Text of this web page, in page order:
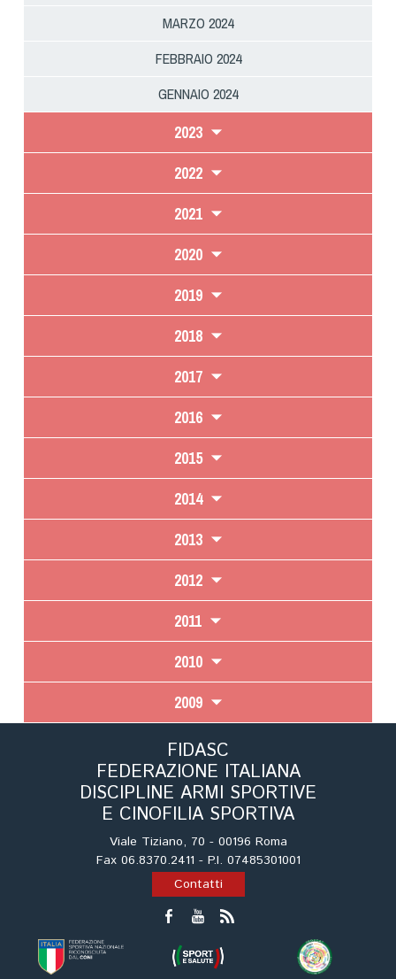
MARZO 2024
FEBBRAIO 2024
GENNAIO 2024
2023
2022
2021
2020
2019
2018
2017
2016
2015
2014
2013
2012
2011
2010
2009
FIDASC
FEDERAZIONE ITALIANA
DISCIPLINE ARMI SPORTIVE
E CINOFILIA SPORTIVA
Viale Tiziano, 70 - 00196 Roma
Fax 06.8370.2411 - P.I. 07485301001
Contatti